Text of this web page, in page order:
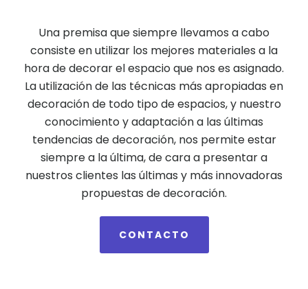
Una premisa que siempre llevamos a cabo
consiste en utilizar los mejores materiales a la
hora de decorar el espacio que nos es asignado.
La utilización de las técnicas más apropiadas en
decoración de todo tipo de espacios, y nuestro
conocimiento y adaptación a las últimas
tendencias de decoración, nos permite estar
siempre a la última, de cara a presentar a
nuestros clientes las últimas y más innovadoras
propuestas de decoración.
CONTACTO